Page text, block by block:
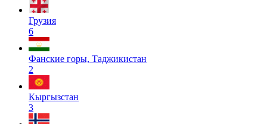
Грузия
6
Фанские горы, Таджикистан
2
Кыргызстан
3